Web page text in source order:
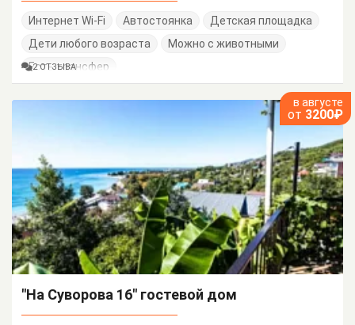
Интернет Wi-Fi Автостоянка
Детская площадка
Дети любого возраста
Можно с животными
Есть трансфер
2 ОТЗЫВА
в августе
от 3200₽
"На Суворова 16" гостевой дом